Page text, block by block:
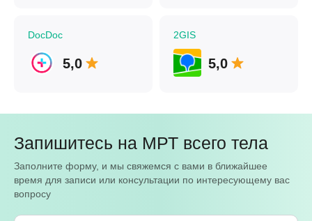
DocDoc
5,0
2GIS
5,0
Запишитесь на МРТ всего тела
Заполните форму, и мы свяжемся с вами в ближайшее
время для записи или консультации по интересующему вас
вопросу